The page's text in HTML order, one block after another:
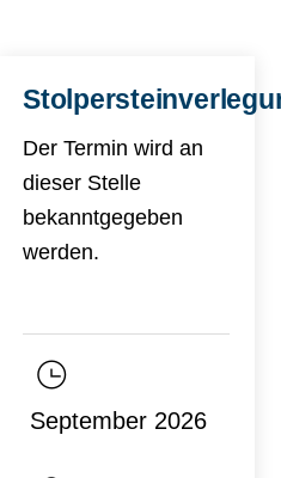
Der Termin wird an
dieser Stelle
bekanntgegeben
werden.
September 2026